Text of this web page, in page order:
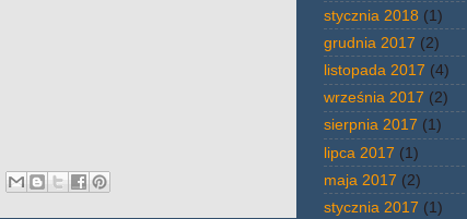
stycznia 2018 (1)
grudnia 2017 (2)
listopada 2017 (4)
września 2017 (2)
sierpnia 2017 (1)
lipca 2017 (1)
maja 2017 (2)
stycznia 2017 (1)